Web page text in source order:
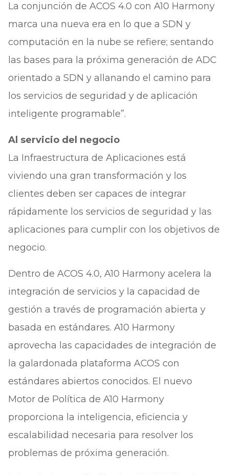
La conjunción de ACOS 4.0 con A10 Harmony
marca una nueva era en lo que a SDN y
computación en la nube se refiere; sentando
las bases para la próxima generación de ADC
orientado a SDN y allanando el camino para
los servicios de seguridad y de aplicación
inteligente programable”.
Al servicio del negocio
La Infraestructura de Aplicaciones está
viviendo una gran transformación y los
clientes deben ser capaces de integrar
rápidamente los servicios de seguridad y las
aplicaciones para cumplir con los objetivos de
negocio.
Dentro de ACOS 4.0, A10 Harmony acelera la
integración de servicios y la capacidad de
gestión a través de programación abierta y
basada en estándares. A10 Harmony
aprovecha las capacidades de integración de
la galardonada plataforma ACOS con
estándares abiertos conocidos. El nuevo
Motor de Política de A10 Harmony
proporciona la inteligencia, eficiencia y
escalabilidad necesaria para resolver los
problemas de próxima generación.